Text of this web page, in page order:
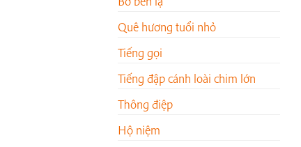
Quê hương tuổi nhỏ
Tiếng gọi
Tiếng đập cánh loài chim lớn
Thông điệp
Hộ niệm